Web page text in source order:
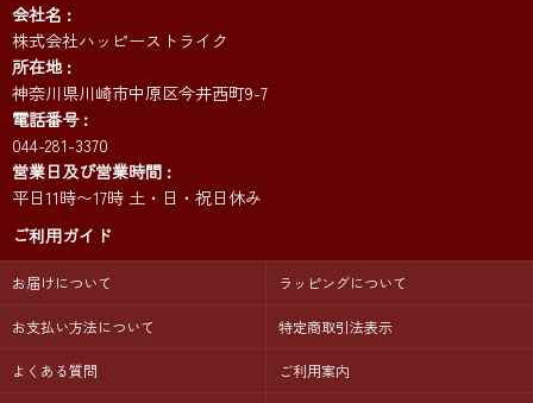
会社名
株式会社ハッピーストライク
所在地
神奈川県川崎市中原区今井西町9-7
電話番号
044-281-3370
営業日及び営業時間
平日11時〜17時 土・日・祝日休み
ご利用ガイド
お届けについて ラッピングについて
お支払い方法について 特定商取引法表示
よくある質問 ご利用案内